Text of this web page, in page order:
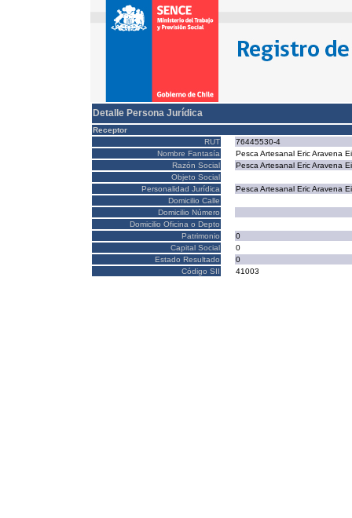
Detalle Persona Jurídica
Receptor
RUT
76445530-4
Nombre Fantasía
Pesca Artesanal Eric Aravena
Razón Social
Pesca Artesanal Eric Aravena
Objeto Social
Personalidad Jurídica
Pesca Artesanal Eric Aravena
Domicilio Calle
Domicilio Número
Domicilio Oficina o Depto
Patrimonio
0
Capital Social
0
Estado Resultado
0
Código SII
41003